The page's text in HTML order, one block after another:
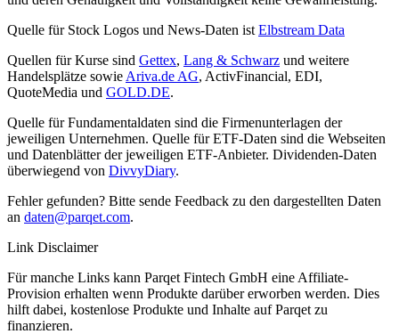
Quelle für Stock Logos und News-Daten ist Elbstream Data
Quellen für Kurse sind Gettex, Lang & Schwarz und weitere
Handelsplätze sowie Ariva.de AG, ActivFinancial, EDI,
QuoteMedia und GOLD.DE.
Quelle für Fundamentaldaten sind die Firmenunterlagen der
jeweiligen Unternehmen. Quelle für ETF-Daten sind die Webseiten
und Datenblätter der jeweiligen ETF-Anbieter. Dividenden-Daten
überwiegend von DivvyDiary.
Fehler gefunden? Bitte sende Feedback zu den dargestellten Daten
an daten@parqet.com.
Link Disclaimer
Für manche Links kann Parqet Fintech GmbH eine Affiliate-
Provision erhalten wenn Produkte darüber erworben werden. Dies
hilft dabei, kostenlose Produkte und Inhalte auf Parqet zu
finanzieren.